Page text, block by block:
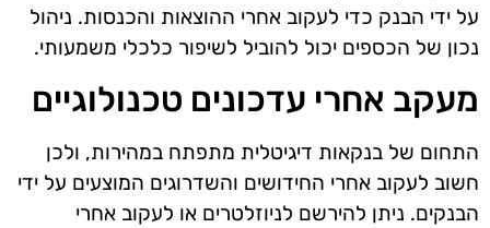
על ידי הבנק כדי לעקוב אחרי ההוצאות והכנסות. ניהול
נכון של הכספים יכול להוביל לשיפור כלכלי משמעותי.
מעקב אחרי עדכונים טכנולוגיים
התחום של בנקאות דיגיטלית מתפתח במהירות, ולכן
חשוב לעקוב אחרי החידושים והשדרוגים המוצעים על ידי
הבנקים. ניתן להירשם לניוזלטרים או לעקוב אחרי